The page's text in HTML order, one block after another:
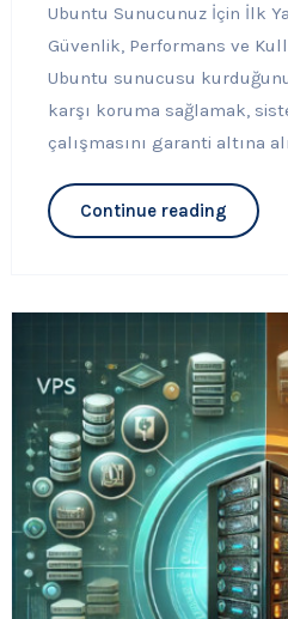
Ubuntu Sunucunuz İçin İlk
Güvenlik, Performans ve
Ubuntu sunucusu
karşı koruma sağlamak,
çalışmasını garanti altına
Continue reading